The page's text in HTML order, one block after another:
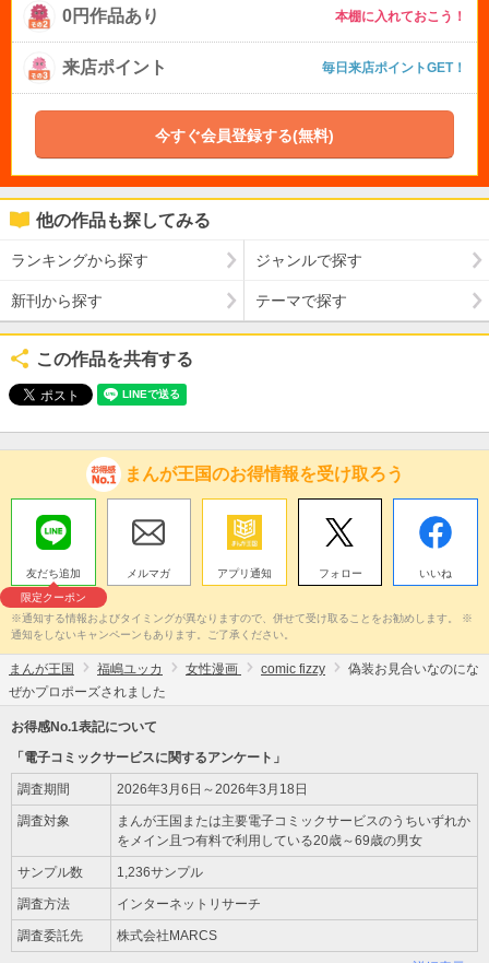
0円作品あり 本棚に入れておこう！
来店ポイント 毎日来店ポイントGET！
今すぐ会員登録する(無料)
他の作品も探してみる
ランキングから探す ジャンルで探す
新刊から探す テーマで探す
この作品を共有する
まんが王国のお得情報を受け取ろう
友だち追加
限定クーポン
メルマガ アプリ通知 フォロー いいね
※通知する情報およびタイミングが異なりますので、併せて受け取ることをお勧めします。 ※
通知をしないキャンペーンもあります。ご了承ください。
まんが王国 福嶋ユッカ 女性漫画 comic fizzy
偽装お見合いなのにな
ぜかプロポーズされました
お得感No.1表記について
「電子コミックサービスに関するアンケート」
調査期間 2026年3月6日～2026年3月18日
調査対象
まんが王国または主要電子コミックサービスのうちいずれか
をメイン且つ有料で利用している20歳～69歳の男女
サンプル数 1,236サンプル
調査方法 インターネットリサーチ
調査委託先 株式会社MARCS